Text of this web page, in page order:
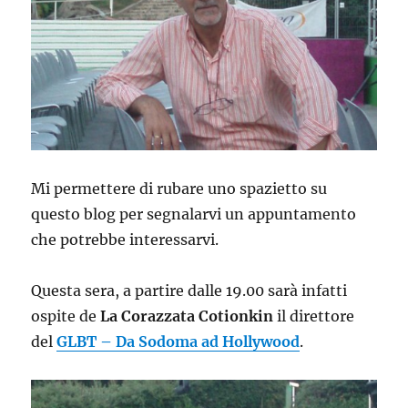
Mi permettere di rubare uno spazietto su
questo blog per segnalarvi un appuntamento
che potrebbe interessarvi.
Questa sera, a partire dalle 19.00 sarà infatti
ospite deLa Corazzata Cotionkin il direttore
delGLBT – Da Sodoma ad Hollywood.